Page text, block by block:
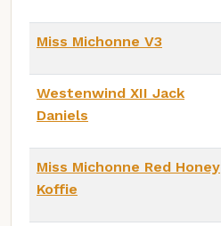
Miss Michonne V3
Westenwind XII Jack
Daniels
Miss Michonne Red Honey
Koffie